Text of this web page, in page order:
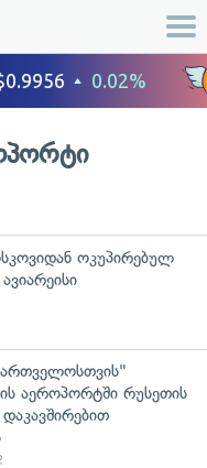
ოკუპირებულ
აეროპორტში რუსეთის